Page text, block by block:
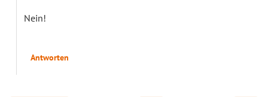
Nein!
Antworten